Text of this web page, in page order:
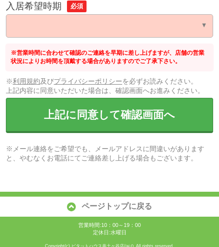
入居希望時期 必須
※営業時間に合わせて確認のご連絡を早期に差し上げますが、店舗の営業
状況によりお時間を頂戴する場合がありますのでご了承下さい。
※利用規約及びプライバシーポリシーを必ずお読みください。
上記内容に同意いただいた場合は、確認画面へお進みください。
上記に同意して確認画面へ
※メール連絡をご希望でも、メールアドレスに間違いがあります
と、やむなくお電話にてご連絡差し上げる場合もございます。
ページトップに戻る
営業時間:10：00～19：00
定休日:水曜日